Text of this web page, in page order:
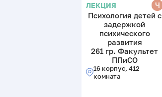
ЛЕКЦИЯ
Ч
Психология детей с
задержкой
психического
развития
261 гр. Факультет
ППиСО
16 корпус, 412
комната